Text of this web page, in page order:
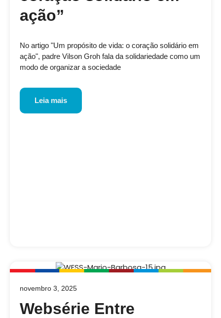
ação”
No artigo "Um propósito de vida: o coração solidário em
ação", padre Vilson Groh fala da solidariedade como um
modo de organizar a sociedade
Leia mais
novembro 3, 2025
Websérie Entre